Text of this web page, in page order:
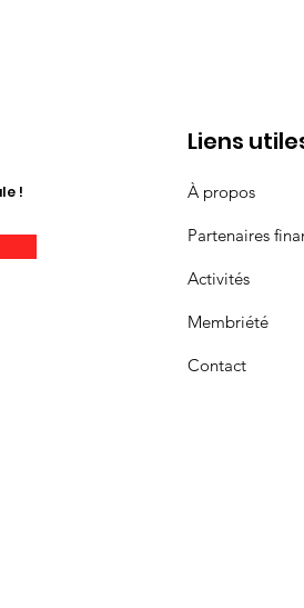
!
Liens
À propos
Partenaires
Activités
Membriété
Contact